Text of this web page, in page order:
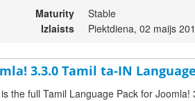
Maturity
Stable
Izlaists
Piektdiena, 02 maijs
3.3.0 Tamil ta-IN
the full Tamil Language Pack for Joomla!